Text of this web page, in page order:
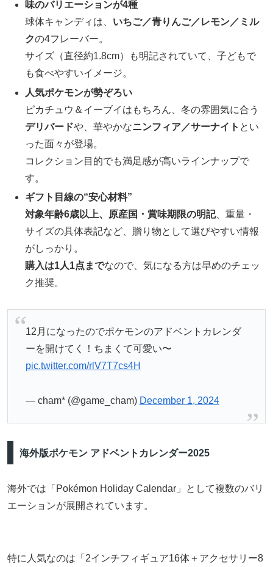
味のバリエーションが4種
球体キャンディは、 いちご／青りんご／レモン／ミル
クの4フレーバー。
サイズ（直径約1.8cm）も明記されていて、子どもで
も食べやすいイメージ。
人気ポケモンが勢ぞろい
ピカチュウ＆イーブイはもちろん、冬の雰囲気に合う
デリバードや、華やかなニンフィア／サーナイト とい
った面々が登場。
コレクション目的でも満足感が高いラインナップで
す。
ギフト目線の“安心材料”
対象年齢6歳以上、原産国・賞味期限の明記、重量・
サイズの具体表記など、贈り物として選びやすい情報
がしっかり。
購入は1人1点までなので、気になる方は早めのチェッ
ク推奨。
12月になったのでポケモンのアドベントカレンダ
ーを開けてく！ちまくて可愛い〜
pic.twitter.com/rlV7T7cs4H
— cham* (@game_cham) December 1, 2024
海外版ポケモン アドベントカレンダー2025
海外では「Pokémon Holiday Calendar」として複数のバリ
エーションが展開されています。
特に人気なのは「2インチフィギュア16体＋アクセサリー8